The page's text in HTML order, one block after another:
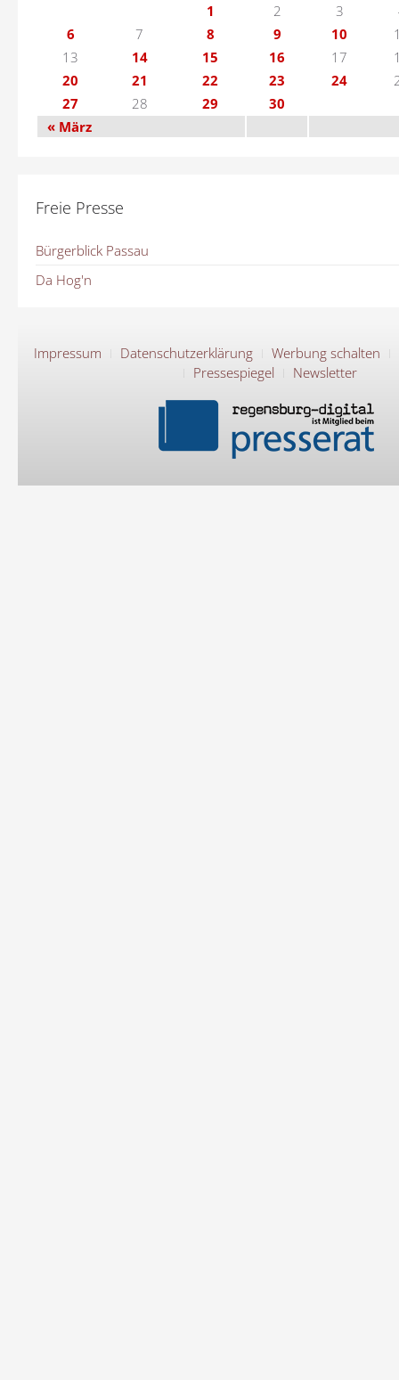
1 2 3
6
7 8 9 10
13
14 15 16 17
20
21 22 23 24
27
28 29
30
« März
Freie Presse
Bürgerblick Passau
Da Hog'n
Impressum Datenschutzerklärung
Werbung schalten
Pressespiegel
Newsletter